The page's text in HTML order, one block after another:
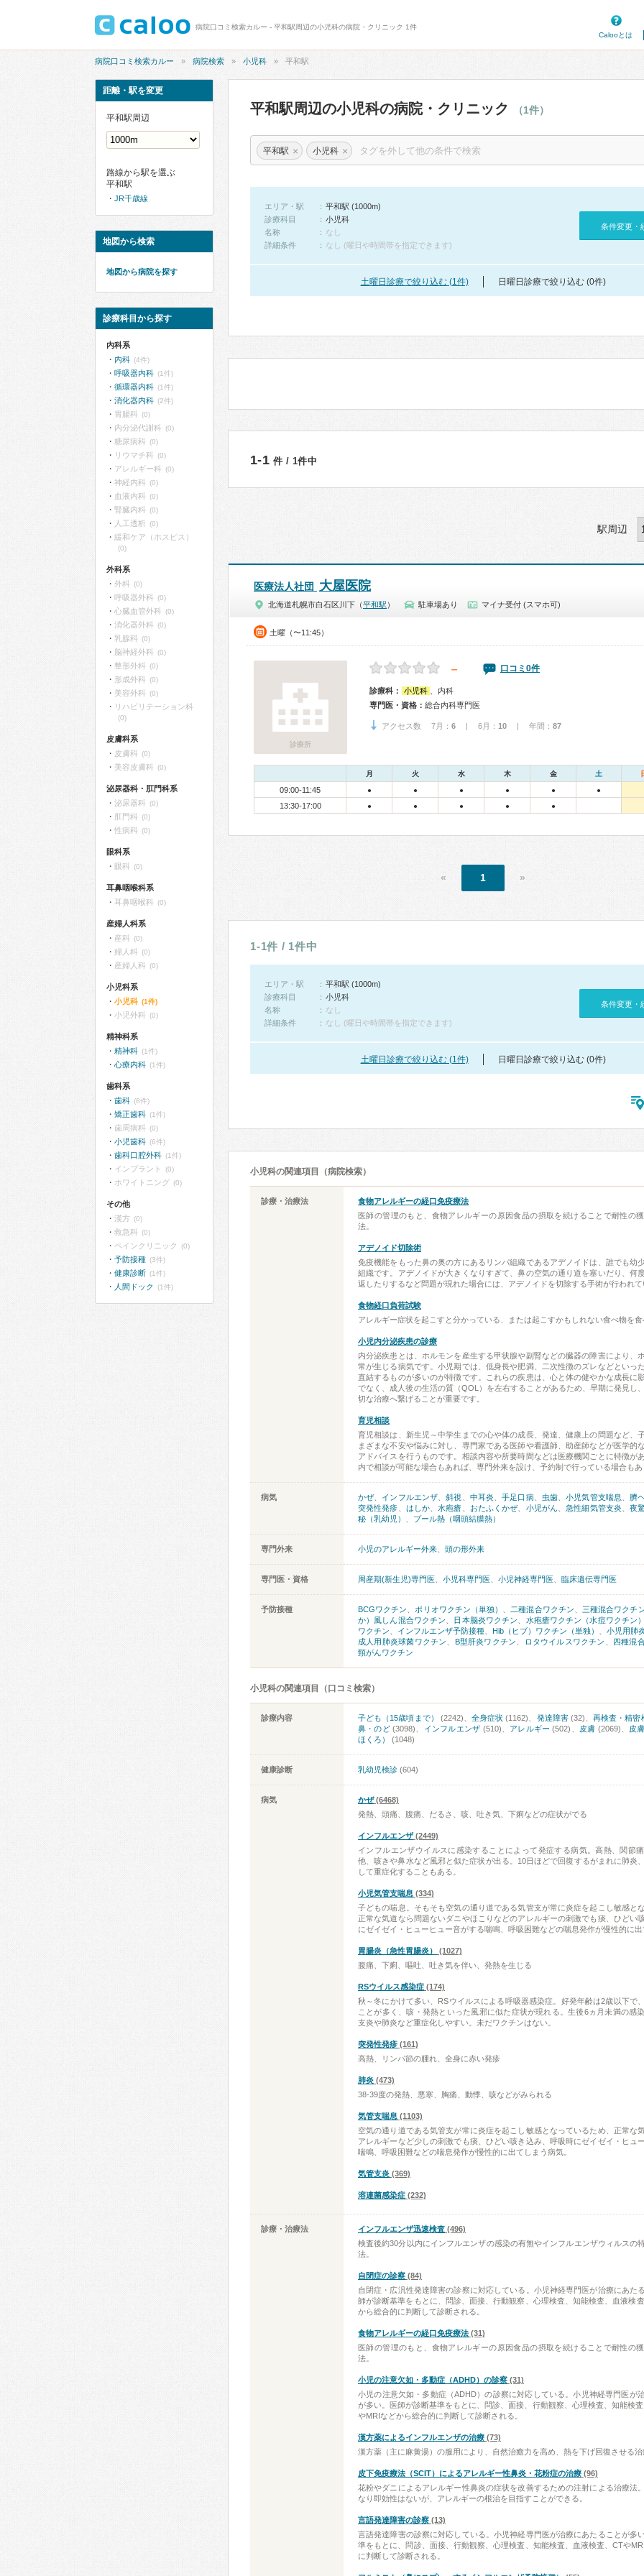
病院口コミ検索カルー - 平和駅周辺の小児科の病院・クリニック 1件
Calooとは
病院口コミ検索カルー 病院検索 小児科 平和駅
平和駅周辺の小児科の病院・クリニック （1件）
平和駅 × 小児科 ×
エリア・駅
平和駅 (1000m)
診療科目
小児科
名称
なし
詳細条件
なし (曜日や時間帯を指定できます)
条件変更・
土曜日診療で絞り込む (1件) 日曜日診療で絞り込む (0件)
1-1 件 / 1件中
駅周辺
医療法人社団 大屋医院
北海道札幌市白石区川下（平和駅 ） 駐車場あり マイナ受付 (スマホ可)
土曜（〜11:45）
診療所
－ 口コミ0件
診療科： 小児科
、内科
専門医・資格： 総合内科専門医
アクセス数 7月： 6 | 6月： 10 | 年間： 87
月 火 水 木 金 土
09:00-11:45 ● ● ● ● ● ●
13:30-17:00 ● ● ● ● ●
« 1 »
1-1件 / 1件中
エリア・駅
平和駅 (1000m)
診療科目
小児科
名称
なし
詳細条件
なし (曜日や時間帯を指定できます)
条件変更・
土曜日診療で絞り込む (1件) 日曜日診療で絞り込む (0件)
小児科の関連項目（病院検索）
診療・治療法
食物アレルギーの経口免疫療法
医師の管理のもと、食物アレルギーの原因食品の摂取を続けることで耐性の
法。
アデノイド切除術
免疫機能をもった鼻の奥の方にあるリンパ組織であるアデノイドは、誰でも幼
組織です。アデノイドが大きくなりすぎて、鼻の空気の通り道を塞いだり、何
返したりするなど問題が現れた場合には、アデノイドを切除する手術が行われ
食物経口負荷試験
アレルギー症状を起こすと分かっている、または起こすかもしれない食べ物を
小児内分泌疾患の診療
内分泌疾患とは、ホルモンを産生する甲状腺や副腎などの臓器の障害により、
常が生じる病気です。小児期では、低身長や肥満、二次性徴のズレなどといっ
直結するものが多いのが特徴です。これらの疾患は、心と体の健やかな成長に
でなく、成人後の生活の質（QOL）を左右することがあるため、早期に発見し
切な治療へ繋げることが重要です。
育児相談
育児相談は、新生児～中学生までの心や体の成長、発達、健康上の問題など、
まざまな不安や悩みに対し、専門家である医師や看護師、助産師などが医学的
アドバイスを行うものです。相談内容や所要時間などは医療機関ごとに特徴が
内で相談が可能な場合もあれば、専門外来を設け、予約制で行っている場合も
病気 かぜ、 インフルエンザ 、斜視 中耳炎 、手足口病、 虫歯 、小児気管支喘息
臍
突発性発疹
はしか 、水疱瘡 おたふくかぜ、 小児がん 、急性細気管支炎 、夜
秘（乳幼児）
プール熱（咽頭結膜熱）
専門外来 小児のアレルギー外来 頭の形外来
専門医・資格 周産期(新生児)専門医 小児科専門医 小児神経専門医 臨床遺伝専門医
予防接種 BCGワクチン ポリオワクチン（単独） 二種混合ワクチン
三種混合ワクチ
か）風しん混合ワクチン
日本脳炎ワクチン
水疱瘡ワクチン（水痘ワクチン
ワクチン
インフルエンザ予防接種 Hib（ヒブ）ワクチン（単独）
小児用肺
成人用肺炎球菌ワクチン
B型肝炎ワクチン ロタウイルスワクチン
四種混
頸がんワクチン
小児科の関連項目（口コミ検索）
診療内容 子ども（15歳頃まで） (2242)、全身症状 (1162)、 発達障害(32)、再検査・精密
鼻・のど(3098)、 インフルエンザ (510)、 アレルギー (502)、 皮膚 (2069)、 皮
ほくろ）
(1048)
健康診断 乳幼児検診 (604)
病気 かぜ(6468)
発熱、頭痛、腹痛、だるさ、咳、吐き気、下痢などの症状がでる
インフルエンザ(2449)
インフルエンザウイルスに感染することによって発症する病気。高熱、関節
他、咳きや鼻水など風邪と似た症状が出る。10日ほどで回復するがまれに肺炎
して重症化することもある。
小児気管支喘息 (334)
子どもの喘息。そもそも空気の通り道である気管支が常に炎症を起こし敏感と
正常な気道なら問題ないダニやほこりなどのアレルギーの刺激でも痰、ひどい
にゼイゼイ・ヒューヒュー音がする喘鳴、呼吸困難などの喘息発作が慢性的に
胃腸炎（急性胃腸炎）
(1027)
腹痛、下痢、嘔吐、吐き気を伴い、発熱を生じる
RSウイルス感染症 (174)
秋～冬にかけて多い、RSウイルスによる呼吸器感染症。好発年齢は2歳以下で
ことが多く、咳・発熱といった風邪に似た症状が現れる。生後6ヵ月未満の感
支炎や肺炎など重症化しやすい。未だワクチンはない。
突発性発疹 (161)
高熱、リンパ節の腫れ、全身に赤い発疹
肺炎 (473)
38-39度の発熱、悪寒、胸痛、動悸、咳などがみられる
気管支喘息 (1103)
空気の通り道である気管支が常に炎症を起こし敏感となっているため、正常な
アレルギーなど少しの刺激でも痰、ひどい咳き込み、呼吸時にゼイゼイ・ヒュ
喘鳴、呼吸困難などの喘息発作が慢性的に出てしまう病気。
気管支炎 (369)
溶連菌感染症 (232)
診療・治療法 インフルエンザ迅速検査 (496)
検査後約30分以内にインフルエンザの感染の有無やインフルエンザウィルスの
法。
自閉症の診察 (84)
自閉症・広汎性発達障害の診察に対応している。小児神経専門医が治療にあた
師が診断基準をもとに、問診、面接、行動観察、心理検査、知能検査、血液検
から総合的に判断して診断される。
食物アレルギーの経口免疫療法 (31)
医師の管理のもと、食物アレルギーの原因食品の摂取を続けることで耐性の
法。
小児の注意欠如・多動症（ADHD）の診察 (31)
小児の注意欠如・多動症（ADHD）の診察に対応している。小児神経専門医が
が多い。医師が診断基準をもとに、問診、面接、行動観察、心理検査、知能検
やMRIなどから総合的に判断して診断される。
漢方薬によるインフルエンザの治療 (73)
漢方薬（主に麻黄湯）の服用により、自然治癒力を高め、熱を下げ回復させる
皮下免疫療法（SCIT）によるアレルギー性鼻炎・花粉症の治療 (96)
花粉やダニによるアレルギー性鼻炎の症状を改善するための注射による治療法
なり即効性はないが、アレルギーの根治を目指すことができる。
言語発達障害の診察 (13)
言語発達障害の診察に対応している。小児神経専門医が治療にあたることが多
準をもとに、問診、面接、行動観察、心理検査、知能検査、血液検査、CTや
に判断して診断される。
距離・駅を変更
平和駅周辺
路線から駅を選ぶ
平和駅
JR千歳線
地図から検索
地図から病院を探す
診療科目から探す
内科系
内科 (4件)
呼吸器内科 (1件)
循環器内科 (1件)
消化器内科 (2件)
胃腸科 (0)
内分泌代謝科 (0)
糖尿病科 (0)
リウマチ科 (0)
アレルギー科 (0)
神経内科 (0)
血液内科 (0)
腎臓内科 (0)
人工透析 (0)
緩和ケア（ホスピス）
(0)
外科系
外科 (0)
呼吸器外科 (0)
心臓血管外科 (0)
消化器外科 (0)
乳腺科 (0)
脳神経外科 (0)
整形外科 (0)
形成外科 (0)
美容外科 (0)
リハビリテーション科
(0)
皮膚科系
皮膚科 (0)
美容皮膚科 (0)
泌尿器科・肛門科系
泌尿器科 (0)
肛門科 (0)
性病科 (0)
眼科系
眼科 (0)
耳鼻咽喉科系
耳鼻咽喉科 (0)
産婦人科系
産科 (0)
婦人科 (0)
産婦人科 (0)
小児科系
小児科 (1件)
小児外科 (0)
精神科系
精神科 (1件)
心療内科 (1件)
歯科系
歯科 (8件)
矯正歯科 (1件)
歯周病科 (0)
小児歯科 (6件)
歯科口腔外科 (1件)
インプラント (0)
ホワイトニング (0)
その他
漢方 (0)
救急科 (0)
ペインクリニック (0)
予防接種 (3件)
健康診断 (1件)
人間ドック (1件)